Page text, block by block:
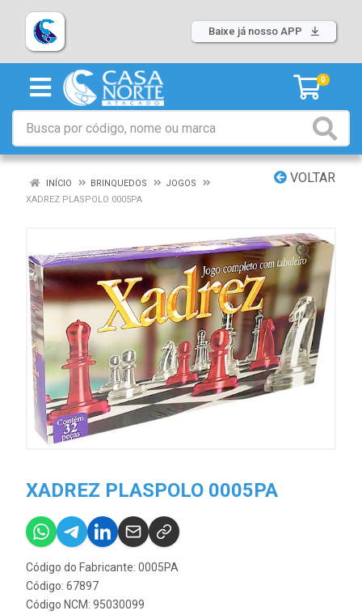
Baixe já nosso APP
0
VOLTAR
INÍCIO BRINQUEDOS
JOGOS
XADREZ PLASPOLO 0005PA
XADREZ PLASPOLO 0005PA
Código do Fabricante: 0005PA
Código: 67897
Código NCM: 95030099